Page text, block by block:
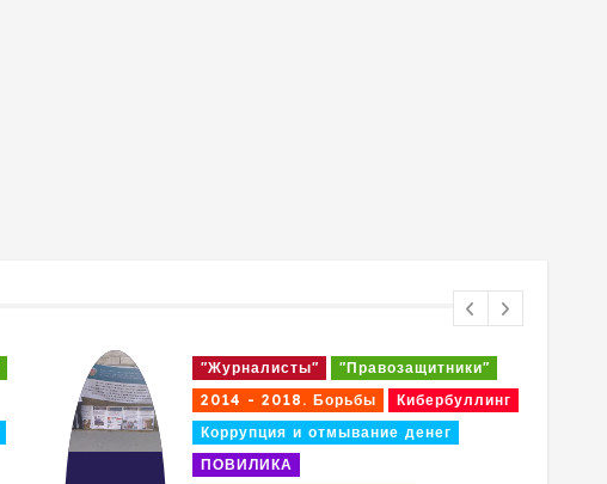
"Журналисты"
"Правозащитники"
2014 - 2018. Борьбы
Кибербуллинг
Коррупция и отмывание денег
ПОВИЛИКА